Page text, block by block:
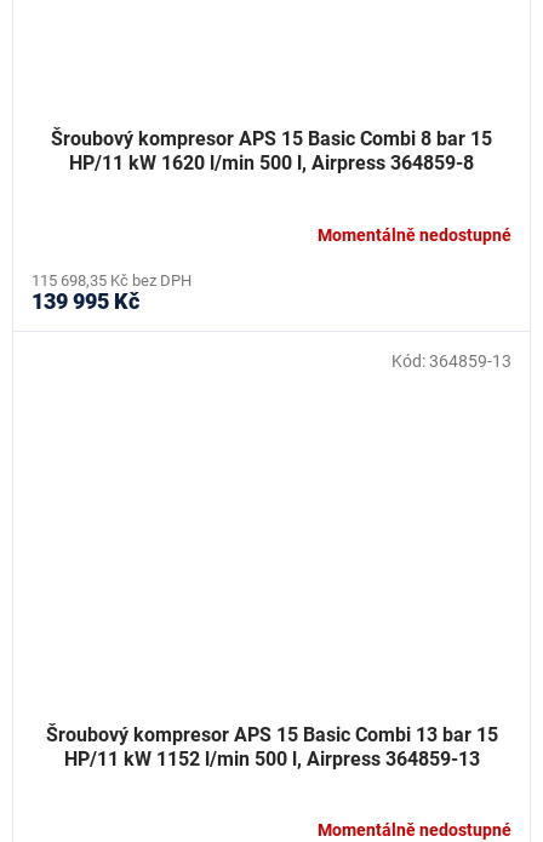
Šroubový kompresor APS 15 Basic Combi 8 bar 15
HP/11 kW 1620 l/min 500 l, Airpress 364859-8
Momentálně nedostupné
115 698,35 Kč bez DPH
139 995 Kč
Šroubový kompresor APS 15 Basic Combi 13 bar 15
HP/11 kW 1152 l/min 500 l, Airpress 364859-13
Momentálně nedostupné
Kód:364859-13